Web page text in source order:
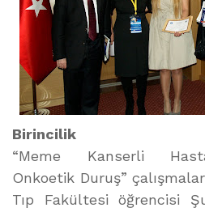
Birincilik
“Meme Kanserli
Onkoetik Duruş”
Tıp Fakültesi öğrencisi